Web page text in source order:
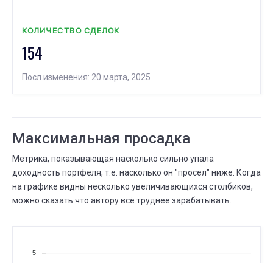
КОЛИЧЕСТВО СДЕЛОК
154
Посл.изменения: 20 марта, 2025
Максимальная просадка
Метрика, показывающая насколько сильно упала
доходность портфеля, т.е. насколько он "просел" ниже. Когда
на графике видны несколько увеличивающихся столбиков,
можно сказать что автору всё труднее зарабатывать.
5